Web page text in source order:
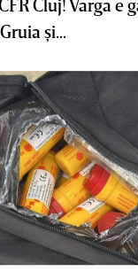
Cluj! Varga e
şi...